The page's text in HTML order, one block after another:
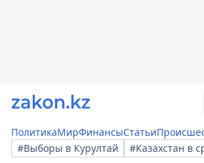
ПолитикаМирФинансыСтатьи
#Выборы в Курултай
#Казахстан в